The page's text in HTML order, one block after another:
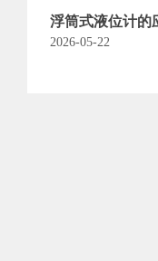
浮筒式液位计的
2026-05-22